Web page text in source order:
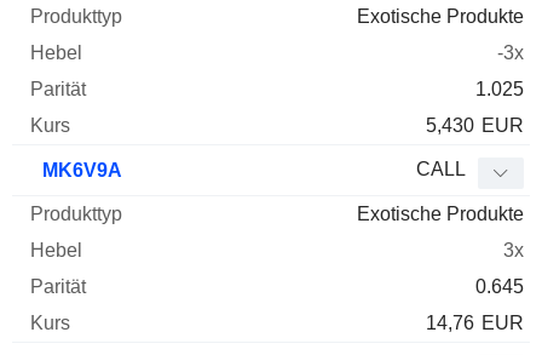
Exotische Produkte
-3x
1.025
5,430 EUR
MK6V9A CALL
Exotische Produkte
3x
0.645
14,76 EUR